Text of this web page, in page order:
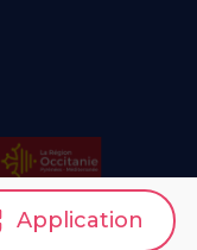
Application